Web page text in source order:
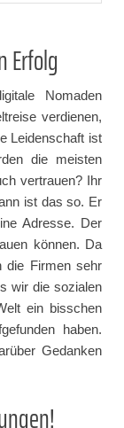
Erfolg
Nomaden
verdienen,
Leidenschaft ist
die meisten
vertrauen? Ihr
ist das so. Er
Adresse. Der
können. Da
die Firmen sehr
wir die sozialen
ein bisschen
haben.
Gedanken